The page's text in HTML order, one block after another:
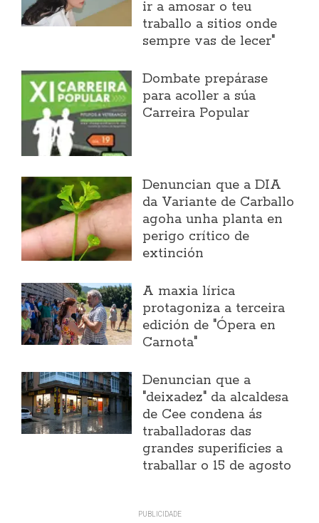
ir a amosar o teu
traballo a sitios onde
sempre vas de lecer"
Dombate prepárase
para acoller a súa
Carreira Popular
Denuncian que a DIA
da Variante de Carballo
agoha unha planta en
perigo crítico de
extinción
A maxia lírica
protagoniza a terceira
edición de "Ópera en
Carnota"
Denuncian que a
"deixadez" da alcaldesa
de Cee condena ás
traballadoras das
grandes superificies a
traballar o 15 de agosto